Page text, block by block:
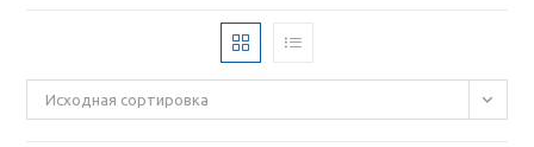
Исходная сортировка